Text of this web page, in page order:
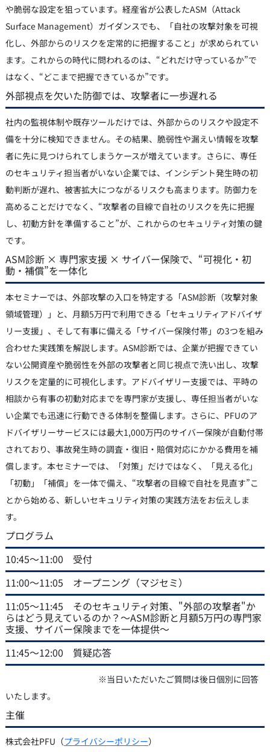
や脆弱な設定を狙っています。経産省が公表したASM（Attack
Surface Management）ガイダンスでも、「自社の攻撃対象を可視
化し、外部からのリスクを定常的に把握すること」が求められてい
ます。これからの時代に問われるのは、“どれだけ守っているか”で
はなく、“どこまで把握できているか”です。
外部視点を欠いた防御では、攻撃者に一歩遅れる
社内の監視体制や既存ツールだけでは、外部からのリスクや設定不
備を十分に検知できません。その結果、脆弱性や漏えい情報を攻撃
者に先に見つけられてしまうケースが増えています。さらに、専任
のセキュリティ担当者がいない企業では、インシデント発生時の初
動判断が遅れ、被害拡大につながるリスクも高まります。防御力を
高めることだけでなく、“攻撃者の目線で自社のリスクを先に把握
し、初動方針を準備すること”が、これからのセキュリティ対策の鍵
です。
ASM診断 × 専門家支援 × サイバー保険で、“可視化・初
動・補償”を一体化
本セミナーでは、外部攻撃の入口を特定する「ASM診断（攻撃対象
領域管理）」と、月額5万円で利用できる「セキュリティアドバイザ
リー支援」、そして有事に備える「サイバー保険付帯」の3つを組み
合わせた実践策を解説します。ASM診断では、企業が把握できてい
ない公開資産や脆弱性を外部の攻撃者と同じ視点で洗い出し、攻撃
リスクを定量的に可視化します。アドバイザリー支援では、平時の
相談から有事の初動対応までを専門家が支援し、専任担当者がいな
い企業でも迅速に行動できる体制を整備します。さらに、PFUのア
ドバイザリーサービスには最大1,000万円のサイバー保険が自動付帯
されており、事故発生時の調査・復旧・賠償対応にかかる費用を補
償します。本セミナーでは、「対策」だけではなく、「見える化」
「初動」「補償」を一体で備え、“攻撃者の目線で自社を見直す”こ
とから始める、新しいセキュリティ対策の実践方法をお伝えしま
す。
プログラム
10:45～11:00 受付
11:00～11:05 オープニング（マジセミ）
11:05～11:45 そのセキュリティ対策、"外部の攻撃者"か
らはどう見えているのか？～ASM診断と月額5万円の専門家
支援、サイバー保険までを一体提供～
11:45～12:00 質疑応答
※当日いただいたご質問は後日個別に回答
いたします。
主催
株式会社PFU（プライバシーポリシー）